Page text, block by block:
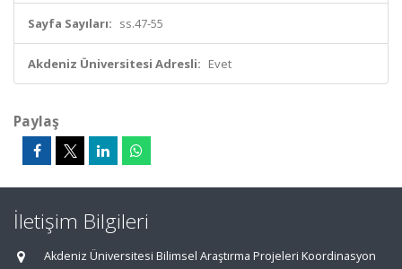
Sayfa Sayıları: ss.47-55
Akdeniz Üniversitesi Adresli: Evet
Paylaş
İletişim Bilgileri
Akdeniz Üniversitesi Bilimsel Araştırma Projeleri Koordinasyon